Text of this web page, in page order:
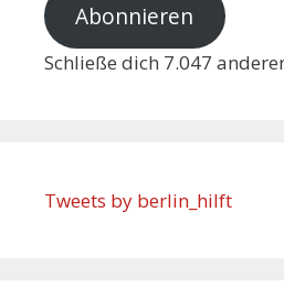
Abonnieren
Schließe dich 7.047
Tweets by berlin_hilft